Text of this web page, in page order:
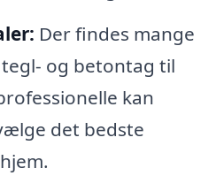
Der findes mange
og betontag til
kan
det bedste